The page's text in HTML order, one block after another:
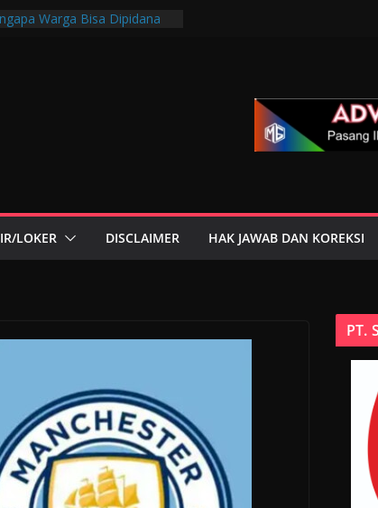
Warga Bisa Dipidana
VIII PTGMI Kota
Terapis Gigi dan
Kenali Peran Tenaga
LOKER DISCLAIMER HAK JAWAB DAN KOREKSI
PT.